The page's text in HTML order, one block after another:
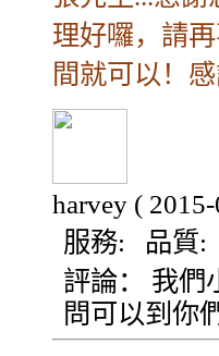
理好囉，請
間就可以！
harvey (
服務: 品質:
評論：
我們
問可以到你